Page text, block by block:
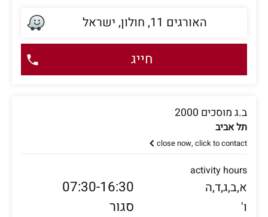
האורגים 11, חולון, ישראל
חייג
ב.ג מוסכים 2000
תל אביב
close now, click to contact
activity hours
א,ב,ג,ד,ה 07:30-16:30
ו' סגור